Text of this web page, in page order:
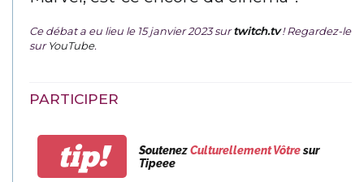
Ce débat a eu lieu le 15 janvier 2023 surtwitch.tv ! Regardez-le
surYouTube.
PARTICIPER
tip! SoutenezCulturellement Vôtresur
Tipeee